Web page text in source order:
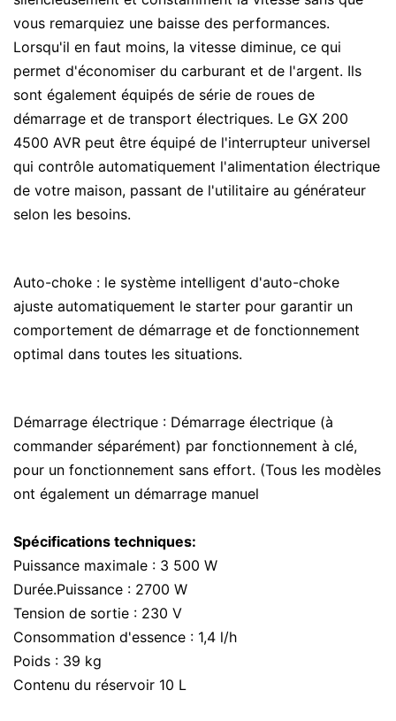
vous remarquiez une baisse des performances.
Lorsqu'il en faut moins, la vitesse diminue, ce qui
permet d'économiser du carburant et de l'argent. Ils
sont également équipés de série de roues de
démarrage et de transport électriques. Le GX 200
4500 AVR peut être équipé de l'interrupteur universel
qui contrôle automatiquement l'alimentation électrique
de votre maison, passant de l'utilitaire au générateur
selon les besoins.
Auto-choke : le système intelligent d'auto-choke
ajuste automatiquement le starter pour garantir un
comportement de démarrage et de fonctionnement
optimal dans toutes les situations.
Démarrage électrique : Démarrage électrique (à
commander séparément) par fonctionnement à clé,
pour un fonctionnement sans effort. (Tous les modèles
ont également un démarrage manuel
Spécifications techniques:
Puissance maximale : 3 500 W
Durée.Puissance : 2700 W
Tension de sortie : 230 V
Consommation d'essence : 1,4 l/h
Poids : 39 kg
Contenu du réservoir 10 L